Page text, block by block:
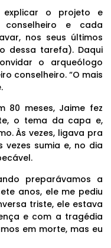
explicar o projeto e
conselheiro e cada
nos seus últimos
dessa tarefa). Daqui
o arqueólogo
conselheiro. “O mais
80 meses, Jaime fez
o tema da capa e,
Às vezes, ligava pra
sumia e, no dia
preparávamos a
anos, ele me pediu
triste, ele estava
e com a tragédia
em morte, mas eu